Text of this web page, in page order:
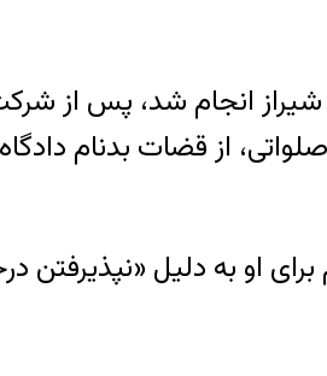
متهم شد. بعدتر در ۲۹ مهر ۱۳۹۶ ابوالقاسم
او به دلیل «نپذیرفتن